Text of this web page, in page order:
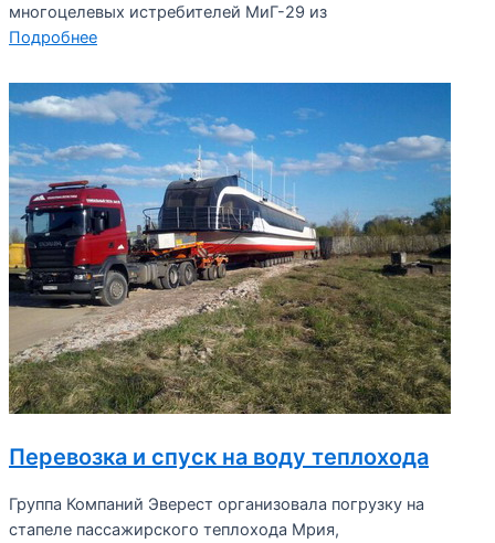
многоцелевых истребителей МиГ-29 из
Подробнее
Перевозка и спуск на воду теплохода
Группа Компаний Эверест организовала погрузку на
стапеле пассажирского теплохода Мрия,